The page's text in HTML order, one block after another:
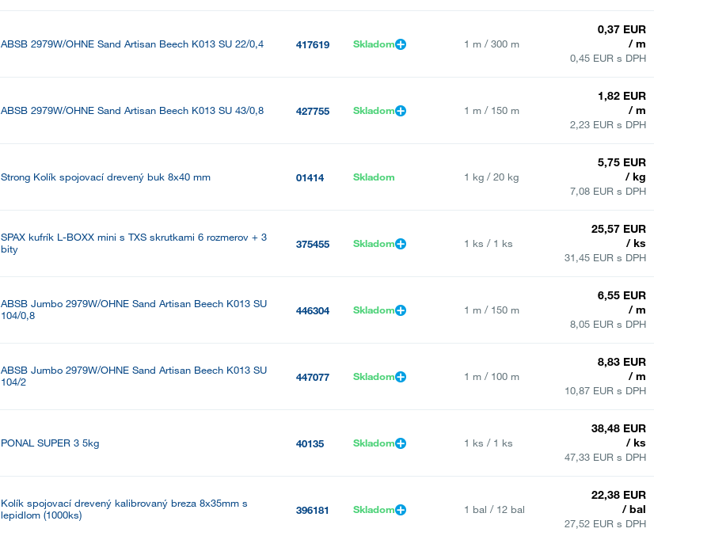
ABSB 2979W/OHNE Sand Artisan Beech K013 SU 22/0,4 417619 Skladom 1 m / 300 m
0,37 EUR
/ m
0,45 EUR s DPH
ABSB 2979W/OHNE Sand Artisan Beech K013 SU 43/0,8 427755 Skladom 1 m / 150 m
1,82 EUR
/ m
2,23 EUR s DPH
Strong Kolík spojovací drevený buk 8x40 mm 01414 Skladom 1 kg / 20 kg
5,75 EUR
/ kg
7,08 EUR s DPH
SPAX kufrík L-BOXX mini s TXS skrutkami 6 rozmerov + 3
bity
375455 Skladom 1 ks / 1 ks
25,57 EUR
/ ks
31,45 EUR s DPH
ABSB Jumbo 2979W/OHNE Sand Artisan Beech K013 SU
104/0,8
446304 Skladom 1 m / 150 m
6,55 EUR
/ m
8,05 EUR s DPH
ABSB Jumbo 2979W/OHNE Sand Artisan Beech K013 SU
104/2
447077 Skladom 1 m / 100 m
8,83 EUR
/ m
10,87 EUR s DPH
PONAL SUPER 3 5kg 40135 Skladom 1 ks / 1 ks
38,48 EUR
/ ks
47,33 EUR s DPH
Kolík spojovací drevený kalibrovaný breza 8x35mm s
lepidlom (1000ks)
396181 Skladom 1 bal / 12 bal
22,38 EUR
/ bal
27,52 EUR s DPH